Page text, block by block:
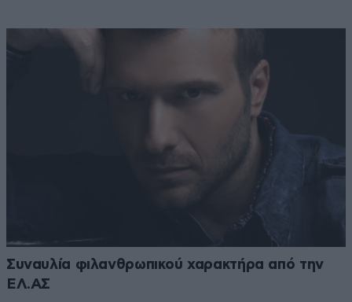
Συναυλία φιλανθρωπικού χαρακτήρα από την
ΕΛ.ΑΣ